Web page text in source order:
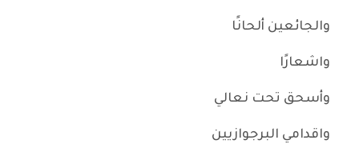
والجائعين ألحانًا
واشعارًا
وأسحق تحت نعالي
واقدامي البرجوازيين